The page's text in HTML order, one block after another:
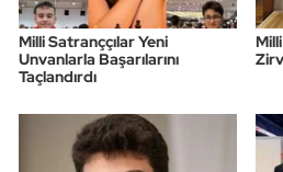
Milli Satranççılar Yeni
Unvanlarla Başarılarını
Taçlandırdı